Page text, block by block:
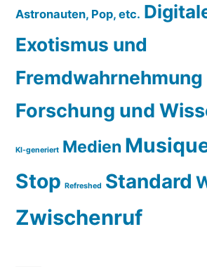
Astronauten, Pop, etc.
Exotismus und
Fremdwahrnehmung
Forschung und
KI-generiert Medien
Stop Refreshed Standard
Zwischenruf